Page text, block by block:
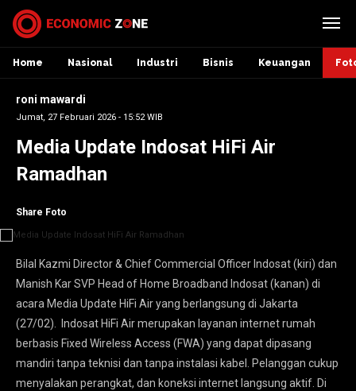
Home Nasional Industri Bisnis Keuangan
roni mawardi
Jumat, 27 Februari 2026 - 15:52 WIB
Media Update Indosat HiFi Air
Ramadhan
Share Foto
Bilal Kazmi Director & Chief Commercial Officer Indosat (kiri) dan
Manish Kar SVP Head of Home Broadband Indosat (kanan) di
acara Media Update HiFi Air yang berlangsung di Jakarta
(27/02). Indosat HiFi Air merupakan layanan internet rumah
berbasis Fixed Wireless Access (FWA) yang dapat dipasang
mandiri tanpa teknisi dan tanpa instalasi kabel. Pelanggan cukup
menyalakan perangkat, dan koneksi internet langsung aktif. Di